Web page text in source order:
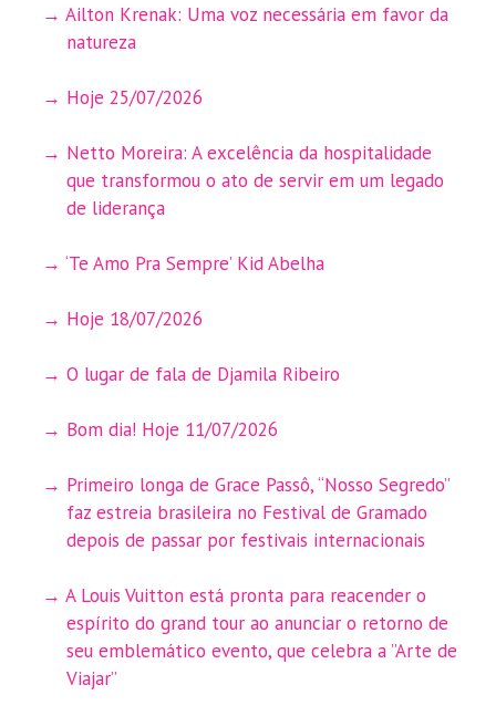
Ailton Krenak: Uma voz necessária em favor da
natureza
Hoje 25/07/2026
Netto Moreira: A excelência da hospitalidade
que transformou o ato de servir em um legado
de liderança
‘Te Amo Pra Sempre’ Kid Abelha
Hoje 18/07/2026
O lugar de fala de Djamila Ribeiro
Bom dia! Hoje 11/07/2026
Primeiro longa de Grace Passô, “Nosso Segredo”
faz estreia brasileira no Festival de Gramado
depois de passar por festivais internacionais
A Louis Vuitton está pronta para reacender o
espírito do grand tour ao anunciar o retorno de
seu emblemático evento, que celebra a ”Arte de
Viajar”